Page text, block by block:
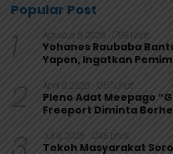
Popular Post
1 Agustus 6, 2026 1799 Lihat
Yohanes Raubaba
Yapen, Ingatkan
2 April 9, 2026 1357 Lihat
Pleno Adat Meepago
Freeport Diminta
Juli 6, 2026 1245 Lihat
Tokoh Masyarakat